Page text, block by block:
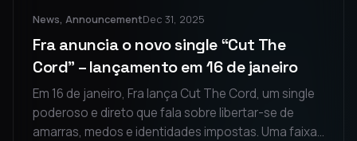
News, AnnouncementDec 31, 2025
Fra anuncia o novo single “Cut The
Cord” – lançamento em 16 de janeiro
Em 16 de janeiro, Fra lança Cut The Cord, um single
poderoso e direto que fala sobre libertar-se de
amarras, medos e identidades impostas. Uma faixa